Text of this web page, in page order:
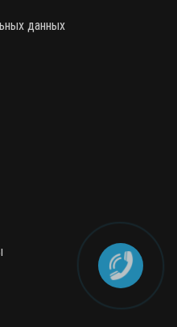
данных